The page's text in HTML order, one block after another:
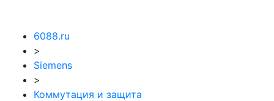
6088.ru
>
Siemens
>
Коммутация и защита